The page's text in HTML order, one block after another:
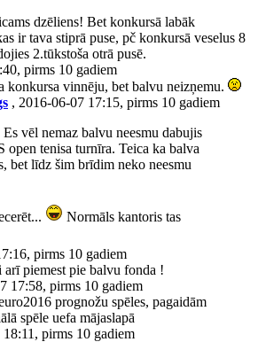
dzēliens! Bet konkursā labāk
ir tava stiprā puse, pč konkursā veselus 8
2.tūkstoša otrā pusē.
pirms 10 gadiem
konkursa vinnēju, bet balvu neizņemu.
, 2016-06-07 17:15, pirms 10 gadiem
vēl nemaz balvu neesmu dabujis
open tenisa turnīra. Teica ka balva
bet līdz šim brīdim neko neesmu
Normāls kantoris tas
pirms 10 gadiem
piemest pie balvu fonda !
17:58, pirms 10 gadiem
prognožu spēles, pagaidām
spēle uefa mājaslapā
pirms 10 gadiem